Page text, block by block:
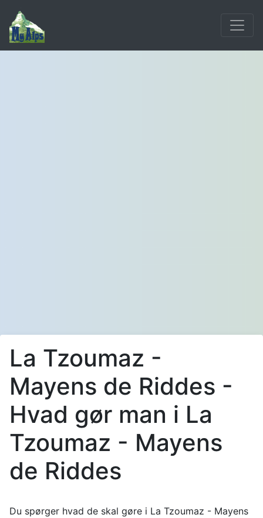
La Tzoumaz -
Mayens de Riddes -
Hvad gør man i La
Tzoumaz - Mayens
de Riddes
Du spørger hvad de skal gøre i La Tzoumaz - Mayens